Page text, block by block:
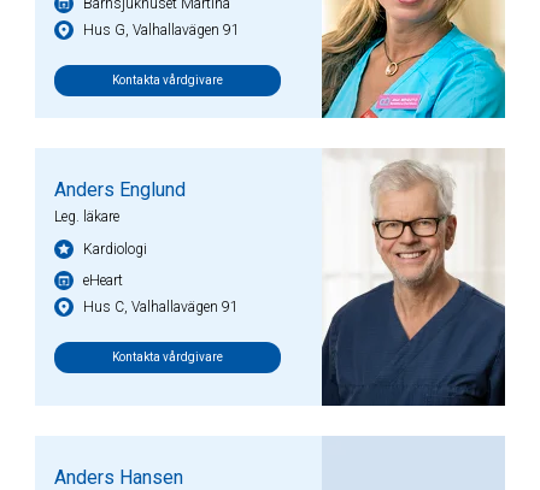
Barnsjukhuset Martina
Hus G, Valhallavägen 91
Kontakta vårdgivare
Anders Englund
Leg. läkare
Kardiologi
eHeart
Hus C, Valhallavägen 91
Kontakta vårdgivare
Anders Hansen